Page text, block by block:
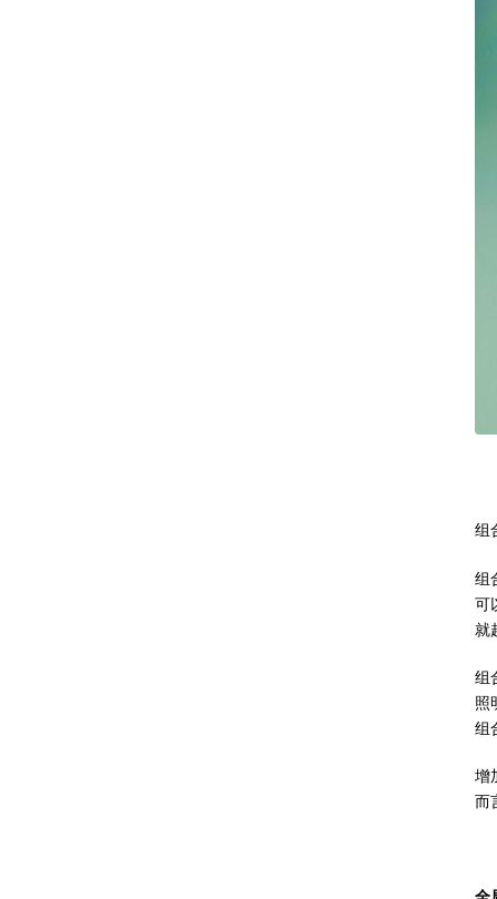
组
组
可
就
组
照
组
增
而